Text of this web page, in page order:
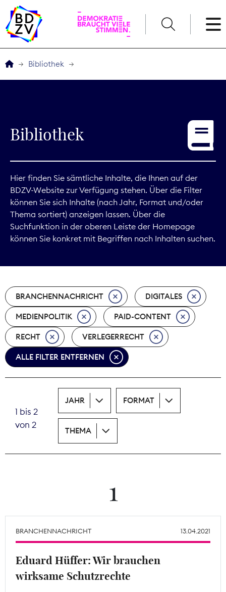
Service
Digitales
Kommunikation
Marktdaten
Nachhaltigkeit
Nachwuchs
Nova Award
Wächterpreis
Mitgliederbereich
Bibliothek
Bibliothek
Hier finden Sie sämtliche Inhalte, die Ihnen auf der
BDZV-Website zur Verfügung stehen. Über die Filter
können Sie sich Inhalte (nach Jahr, Format und/oder
Thema sortiert) anzeigen lassen. Über die
Suchfunktion in der oberen Leiste der Homepage
können Sie konkret mit Begriffen nach Inhalten suchen.
BRANCHENNACHRICHT DIGITALES
MEDIENPOLITIK PAID-CONTENT
RECHT VERLEGERRECHT
ALLE FILTER ENTFERNEN
1 bis 2
von 2
JAHR FORMAT
THEMA
1
BRANCHENNACHRICHT 13.04.2021
Eduard Hüffer: Wir brauchen
wirksame Schutzrechte